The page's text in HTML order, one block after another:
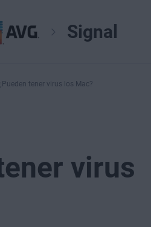
Signal
tener virus los Mac?
virus